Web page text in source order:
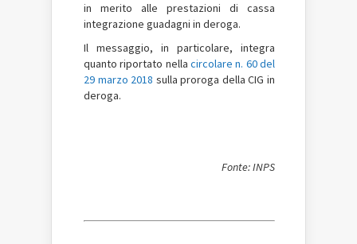
in merito alle prestazioni di cassa
integrazione guadagni in deroga.
Il messaggio, in particolare, integra
quanto riportato nella circolare n. 60 del
29 marzo 2018 sulla proroga della CIG in
deroga.
Fonte: INPS